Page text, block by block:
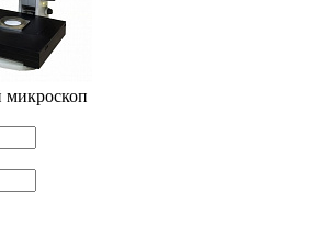
микроскоп